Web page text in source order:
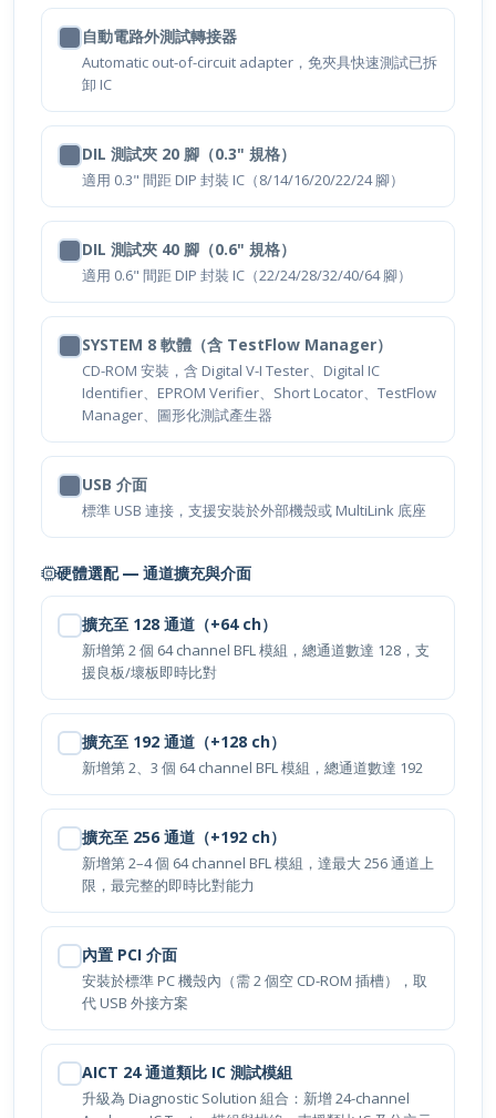
自動電路外測試轉接器
Automatic out-of-circuit adapter，免夾具快速測試已拆
卸 IC
DIL 測試夾 20 腳（0.3" 規格）
適用 0.3" 間距 DIP 封裝 IC（8/14/16/20/22/24 腳）
DIL 測試夾 40 腳（0.6" 規格）
適用 0.6" 間距 DIP 封裝 IC（22/24/28/32/40/64 腳）
SYSTEM 8 軟體（含 TestFlow Manager）
CD-ROM 安裝，含 Digital V-I Tester、Digital IC
Identifier、EPROM Verifier、Short Locator、TestFlow
Manager、圖形化測試產生器
USB 介面
標準 USB 連接，支援安裝於外部機殼或 MultiLink 底座
擴充至 128 通道（+64 ch）
新增第 2 個 64 channel BFL 模組，總通道數達 128，支
援良板/壞板即時比對
擴充至 192 通道（+128 ch）
新增第 2、3 個 64 channel BFL 模組，總通道數達 192
擴充至 256 通道（+192 ch）
新增第 2–4 個 64 channel BFL 模組，達最大 256 通道上
限，最完整的即時比對能力
內置 PCI 介面
安裝於標準 PC 機殼內（需 2 個空 CD-ROM 插槽），取
代 USB 外接方案
AICT 24 通道類比 IC 測試模組
升級為 Diagnostic Solution 組合：新增 24-channel
Analogue IC Tester 模組與排線，支援類比 IC 及分立元